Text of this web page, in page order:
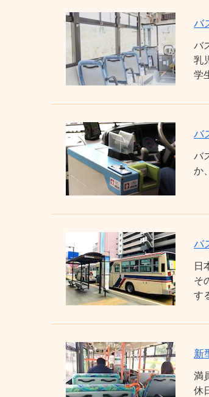
バ
バ
乳
学
バ
バ
か
バ
日
そ
す
新
満
休